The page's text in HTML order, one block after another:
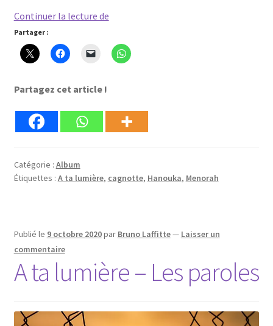
Continuer la lecture deA
lumière
–
Partager :
Partagez cet article !
Catégorie : Album
Étiquettes : A ta lumière, cagnotte, Hanouka, Menorah
Publié le 9 octobre 2020par Bruno Laffitte— Laisser un
commentaire
A ta lumière – Les paroles